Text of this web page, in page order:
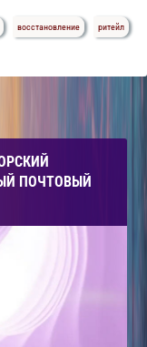
восстановление ритейл
ПОЧТОВЫЙ